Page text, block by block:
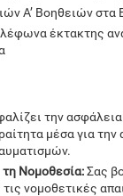
Α’ Βοηθειών στα
έκτακτης
την
μέσα για την
Νομοθεσία:Σας
νομοθετικές